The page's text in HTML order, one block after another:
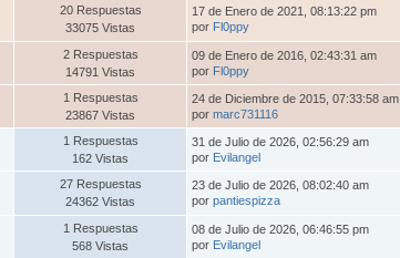
20 Respuestas
33075 Vistas
17 de Enero de 2021, 08:13:22 pm
por Fl0ppy
2 Respuestas
14791 Vistas
09 de Enero de 2016, 02:43:31 am
por Fl0ppy
1 Respuestas
23867 Vistas
24 de Diciembre de 2015, 07:33:58 am
pormarc731116
1 Respuestas
162 Vistas
31 de Julio de 2026, 02:56:29 am
por Evilangel
27 Respuestas
24362 Vistas
23 de Julio de 2026, 08:02:40 am
porpantiespizza
1 Respuestas
568 Vistas
08 de Julio de 2026, 06:46:55 pm
por Evilangel